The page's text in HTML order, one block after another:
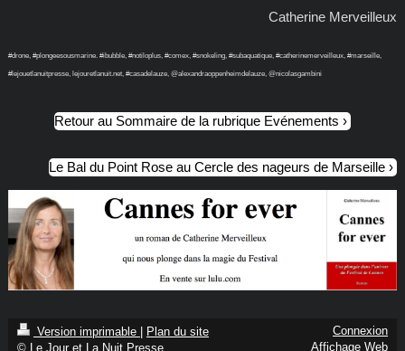
Catherine Merveilleux
#drone, #plongeesousmarine. #ibubble, #notiloplus, #comex, #snokeling, #subaquatique, #catherinemerveilleux, #marseille,
#lejouetlanuitpresse, lejouretlanuit.net, #casadelauze, @alexandraoppenheimdelauze, @nicolasgambini
Retour au Sommaire de la rubrique Evénements
Le Bal du Point Rose au Cercle des nageurs de Marseille
Version imprimable | Plan du site
© Le Jour et La Nuit Presse
Connexion
Affichage Web